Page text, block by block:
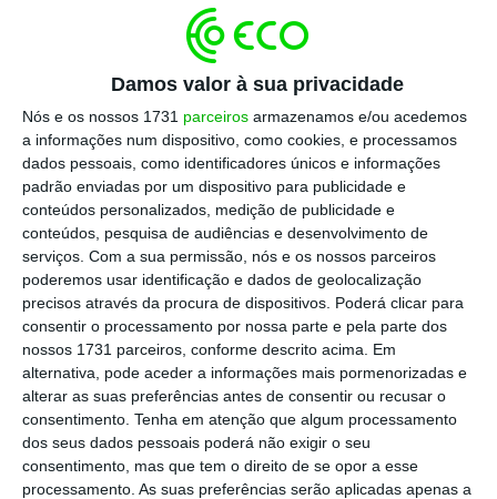
Damos valor à sua privacidade
Nós e os nossos 1731 parceiros armazenamos e/ou acedemos
a informações num dispositivo, como cookies, e processamos
dados pessoais, como identificadores únicos e informações
padrão enviadas por um dispositivo para publicidade e
conteúdos personalizados, medição de publicidade e
conteúdos, pesquisa de audiências e desenvolvimento de
serviços. Com a sua permissão, nós e os nossos parceiros
poderemos usar identificação e dados de geolocalização
precisos através da procura de dispositivos. Poderá clicar para
consentir o processamento por nossa parte e pela parte dos
nossos 1731 parceiros, conforme descrito acima. Em
alternativa, pode aceder a informações mais pormenorizadas e
alterar as suas preferências antes de consentir ou recusar o
consentimento. Tenha em atenção que algum processamento
dos seus dados pessoais poderá não exigir o seu
consentimento, mas que tem o direito de se opor a esse
processamento. As suas preferências serão aplicadas apenas a
Assine o ECO Premium
No momento em que a informação é
mais importante do que nunca, apoie
o jornalismo independente e rigoroso.
De que forma? Assine o ECO Premium e
tenha acesso a notícias exclusivas, à
opinião que conta, às reportagens e
especiais que mostram o outro lado da
história.